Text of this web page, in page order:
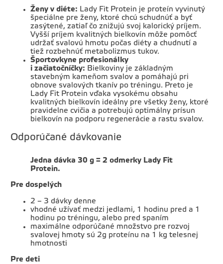
Ženy vdiéte: Lady Fit Protein je proteín vyvinutý
špeciálne pre ženy, ktoré chcú schudnúť a byť
zasýtené, zatiaľ čo znižujú svoj kalorický príjem.
Vyšší príjem kvalitných bielkovín môže pomôcť
udržať svalovú hmotu počas diéty a chudnutí a
tiež rozbehnúť metabolizmus tukov.
Športovkyne profesionálky
izačiatočníčky: Bielkoviny je základným
stavebným kameňom svalov a pomáhajú pri
obnove svalových tkanív po tréningu. Preto je
Lady Fit Protein vďaka vysokému obsahu
kvalitných bielkovín ideálny pre všetky ženy, ktoré
pravidelne cvičia a potrebujú optimálny prísun
bielkovín na podporu regenerácie a rastu svalov.
Odporúčané dávkovanie
Jedna dávka 30 g = 2 odmerky Lady Fit
Protein.
Pre dospelých
2 – 3 dávky denne
vhodné užívať medzi jedlami, 1 hodinu pred a 1
hodinu po tréningu, alebo pred spaním
maximálne odporúčané množstvo pre rozvoj
svalovej hmoty sú 2g proteínu na 1 kg telesnej
hmotnosti
Pre deti